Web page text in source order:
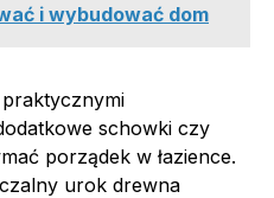
i wybudować dom
schowki czy
porządek w łazience.
urok drewna